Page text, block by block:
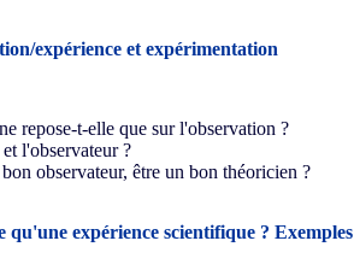
expérience et expérimentation
repose-t-elle que sur l'observation ?
l'observateur ?
observateur, être un bon théoricien ?
qu'une expérience scientifique ? Exemples